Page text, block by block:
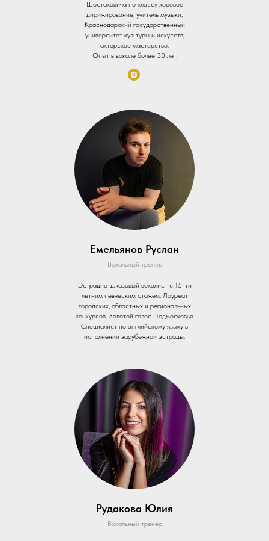
Шостаковича по классу хоровое
дирижирование, учитель музыки,
Краснодарский государственный
университет культуры и искусств,
актерское мастерство.
Опыт в вокале более 30 лет.
Емельянов Руслан
Вокальный тренер
Эстрадно-джазовый вокалист с 15-ти
летним певческим стажем. Лауреат
городских, областных и региональных
конкурсов. Золотой голос Подмосковья.
Специалист по английскому языку в
исполнении зарубежной эстрады.
Рудакова Юлия
Вокальный тренер